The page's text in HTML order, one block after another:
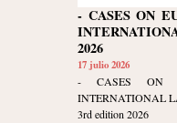
- CASES ON
2026
17 julio 2026
- CASES ON
INTERNATIONAL
3rd edition 2026